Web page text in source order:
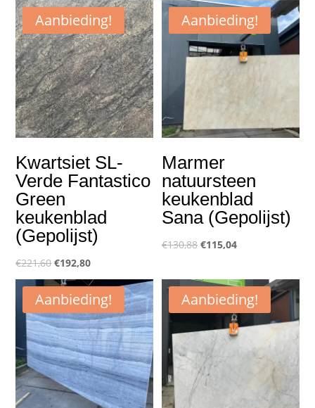
Aanbieding!
Kwartsiet SL-
Verde Fantastico
Green
keukenblad
(Gepolijst)
€221,60Oorspronkelijke
prijs
was:
€221,60.
€192,80Huidige
prijs
is:
€192,80.
Aanbieding!
Marmer
natuursteen
keukenblad
Sana (Gepolijst)
€130,88 Oorspronkelijke
was:
€130,88.
€115,04Huidige
is:
€115,04.
Aanbieding! Aanbieding!